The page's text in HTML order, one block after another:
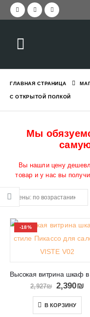
ГЛАВНАЯ СТРАНИЦА
С ОТКРЫТОЙ ПОЛКОЙ
Мы
Вы нашли цену
товар и у нас вы
-18%
2,927₪ 2,390₪
В КОРЗИНУ